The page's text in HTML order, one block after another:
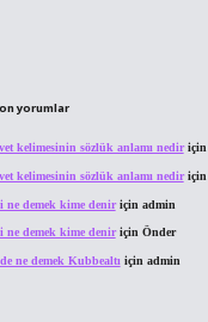
yorumlar
kelimesinin sözlük anlamı nediriçin
kelimesinin sözlük anlamı nediriçin
ne demek kime deniriçin admin
ne demek kime deniriçin Önder
ne demek Kubbealtı için admin